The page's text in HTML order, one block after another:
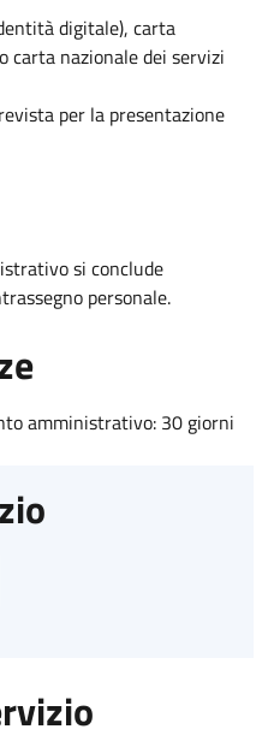
digitale), carta
carta nazionale dei servizi
per la presentazione
si conclude
personale.
amministrativo: 30 giorni